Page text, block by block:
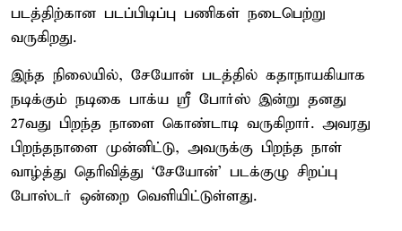
படத்திற்கான படப்பிடிப்பு பணிகள் நடைபெற்று
வருகிறது.
இந்த நிலையில், சேயோன் படத்தில் கதாநாயகியாக
நடிக்கும் நடிகை பாக்ய ஸ்ரீ போர்ஸ் இன்று தனது
27வது பிறந்த நாளை கொண்டாடி வருகிறார். அவரது
பிறந்தநாளை முன்னிட்டு, அவருக்கு பிறந்த நாள்
வாழ்த்து தெரிவித்து ‘சேயோன்’ படக்குழு சிறப்பு
போஸ்டர் ஒன்றை வெளியிட்டுள்ளது.